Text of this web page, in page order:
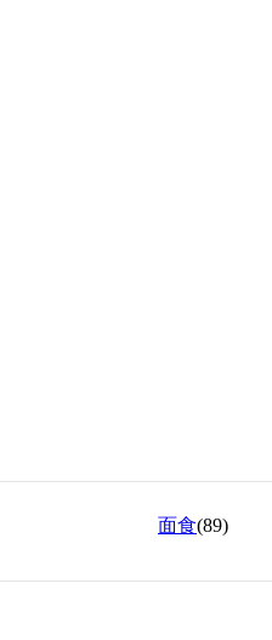
面食(89)